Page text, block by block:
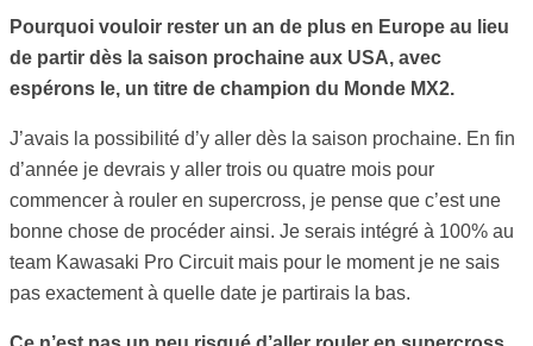
Pourquoi vouloir rester un an de plus en Europe au lieu
de partir dès la saison prochaine aux USA, avec
espérons le, un titre de champion du Monde MX2.
J’avais la possibilité d’y aller dès la saison prochaine. En fin
d’année je devrais y aller trois ou quatre mois pour
commencer à rouler en supercross, je pense que c’est une
bonne chose de procéder ainsi. Je serais intégré à 100% au
team Kawasaki Pro Circuit mais pour le moment je ne sais
pas exactement à quelle date je partirais la bas.